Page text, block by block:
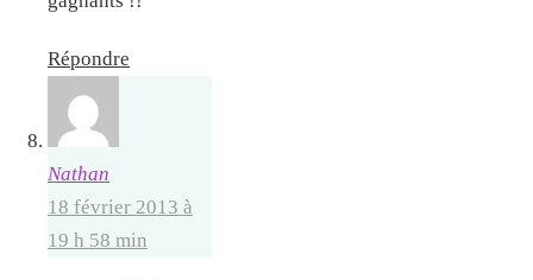
Répondre
Nathan
18 février 2013 à
19 h 58 min